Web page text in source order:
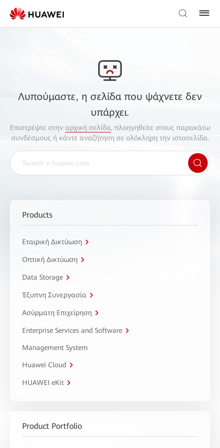
Λυπούμαστε, η σελίδα που ψάχνετε δεν
υπάρχει.
Επιστρέψτε στην αρχική σελίδα, πλοηγηθείτε στους παρακάτω
συνδέσμους ή κάντε αναζήτηση σε ολόκληρη την ιστοσελίδα.
Products
Εταιρική Δικτύωση
Οπτική Δικτύωση
Data Storage
Έξυπνη Συνεργασία
Ασύρματη Επιχείρηση
Enterprise Services and Software
Management System
Huawei Cloud
HUAWEI eKit
Product Portfolio